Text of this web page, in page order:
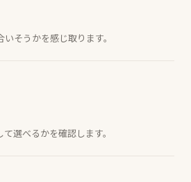
そうかを感じ取ります。
選べるかを確認します。